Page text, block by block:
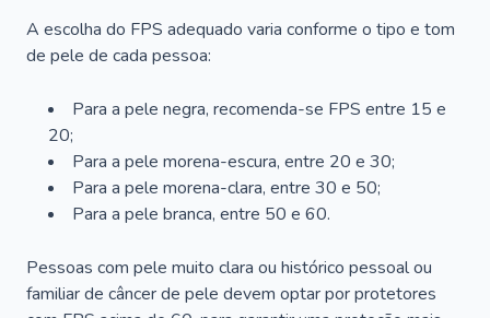
A escolha do FPS adequado varia conforme o tipo e tom
de pele de cada pessoa:
Para a pele negra, recomenda-se FPS entre 15 e
20;
Para a pele morena-escura, entre 20 e 30;
Para a pele morena-clara, entre 30 e 50;
Para a pele branca, entre 50 e 60.
Pessoas com pele muito clara ou histórico pessoal ou
familiar de câncer de pele devem optar por protetores